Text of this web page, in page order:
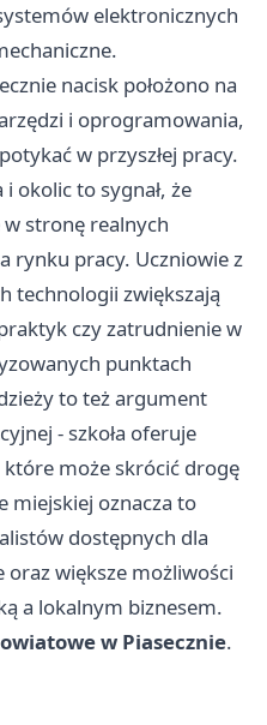
elektronicznych
nacisk położono na
i oprogramowania,
w przyszłej pracy.
okolic to sygnał, że
w stronę realnych
rynku pracy. Uczniowie z
technologii zwiększają
czy zatrudnienie w
punktach
to też argument
- szkoła oferuje
może skrócić drogę
miejskiej oznacza to
dostępnych dla
oraz większe możliwości
a lokalnym biznesem.
w Piasecznie.